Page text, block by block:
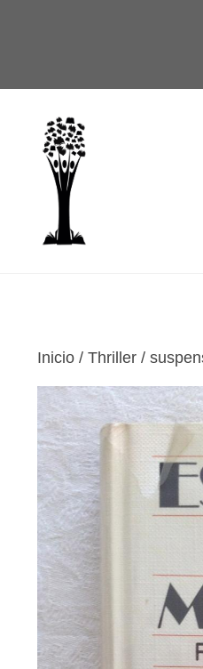
Inicio / Thriller /